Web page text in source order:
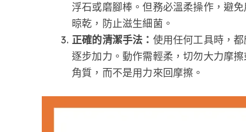
浮石或磨腳棒。但務必溫柔操作，避
晾乾，防止滋生細菌。
正確的清潔手法： 使用任何工具時，
逐步加力。動作需輕柔，切勿大力摩
角質，而不是用力來回摩擦。